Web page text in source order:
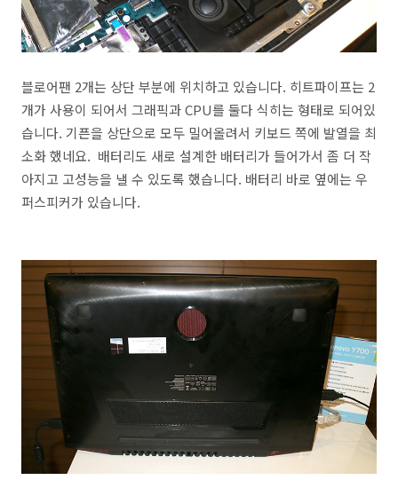
블로어팬 2개는 상단 부분에 위치하고 있습니다. 히트파이프는 2
개가 사용이 되어서 그래픽과 CPU를 둘다 식히는 형태로 되어있
습니다. 기픈을 상단으로 모두 밀어올려서 키보드 쪽에 발열을 최
소화 했네요. 배터리도 새로 설계한 배터리가 들어가서 좀 더 작
아지고 고성능을 낼 수 있도록 했습니다. 배터리 바로 옆에는 우
퍼스피커가 있습니다.